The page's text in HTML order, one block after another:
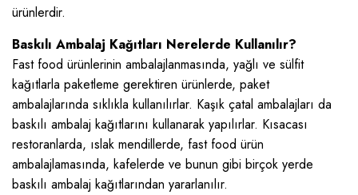
ürünlerdir.
Baskılı Ambalaj Kağıtları Nerelerde Kullanılır?
Fast food ürünlerinin ambalajlanmasında, yağlı ve sülfit
kağıtlarla paketleme gerektiren ürünlerde, paket
ambalajlarında sıklıkla kullanılırlar. Kaşık çatal ambalajları da
baskılı ambalaj kağıtlarını kullanarak yapılırlar. Kısacası
restoranlarda, ıslak mendillerde, fast food ürün
ambalajlamasında, kafelerde ve bunun gibi birçok yerde
baskılı ambalaj kağıtlarından yararlanılır.